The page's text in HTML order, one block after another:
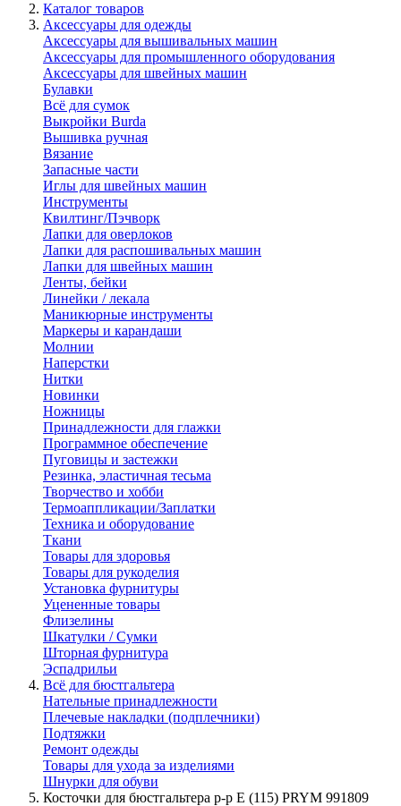
Каталог товаров
Аксессуары для одежды
Аксессуары для вышивальных машин
Аксессуары для промышленного оборудования
Аксессуары для швейных машин
Булавки
Всё для сумок
Выкройки Burda
Вышивка ручная
Вязание
Запасные части
Иглы для швейных машин
Инструменты
Квилтинг/Пэчворк
Лапки для оверлоков
Лапки для распошивальных машин
Лапки для швейных машин
Ленты, бейки
Линейки / лекала
Маникюрные инструменты
Маркеры и карандаши
Молнии
Наперстки
Нитки
Новинки
Ножницы
Принадлежности для глажки
Программное обеспечение
Пуговицы и застежки
Резинка, эластичная тесьма
Творчество и хобби
Термоаппликации/Заплатки
Техника и оборудование
Ткани
Товары для здоровья
Товары для рукоделия
Установка фурнитуры
Уцененные товары
Флизелины
Шкатулки / Сумки
Шторная фурнитура
Эспадрильи
Всё для бюстгальтера
Нательные принадлежности
Плечевые накладки (подплечники)
Подтяжки
Ремонт одежды
Товары для ухода за изделиями
Шнурки для обуви
Косточки для бюстгальтера р-р Е (115) PRYM 991809